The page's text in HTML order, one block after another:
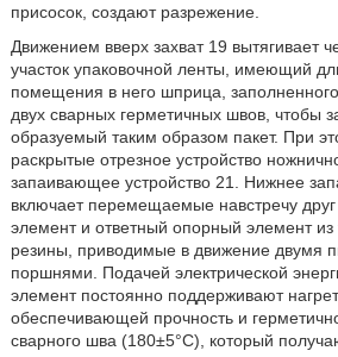
присосок, создают разрежение.
Движением вверх захват 19 вытягивает
участок упаковочной ленты, имеющий
помещения в него шприца,
двух сварных герметичных швов, чтобы
образуемый таким образом пакет. При
раскрытые отрезное устройство
запаивающее устройство 21. Нижнее
включает перемещаемые навстречу друг
элемент и ответный опорный элемент из
резины, приводимые в движение двумя
поршнями. Подачей электрической
элемент постоянно поддерживают
обеспечивающей прочность и
сварного шва (180±5°C), который